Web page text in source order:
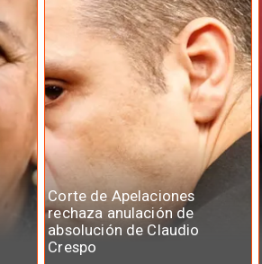
Corte de Apelaciones
rechaza anulación de
absolución de Claudio
Crespo